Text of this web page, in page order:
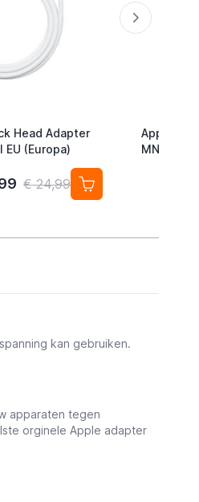
Head Adapter
(Europa)
€ 24,99
Apple
MNF82Z/A
kan gebruiken.
apparaten tegen
orginele Apple adapter